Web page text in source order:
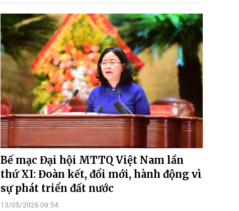
Bế mạc Đại hội MTTQ Việt Nam lần
thứ XI: Đoàn kết, đổi mới, hành động vì
sự phát triển đất nước
13/05/2026 09:54